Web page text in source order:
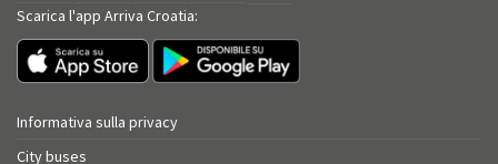
Scarica l'app Arriva Croatia:
Informativa sulla privacy
City buses